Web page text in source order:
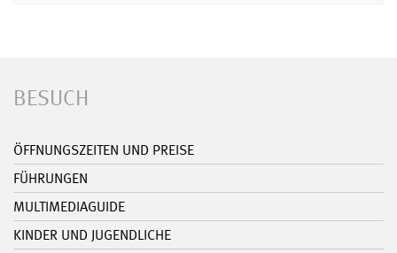
BESUCH
ÖFFNUNGSZEITEN UND PREISE
FÜHRUNGEN
MULTIMEDIAGUIDE
KINDER UND JUGENDLICHE